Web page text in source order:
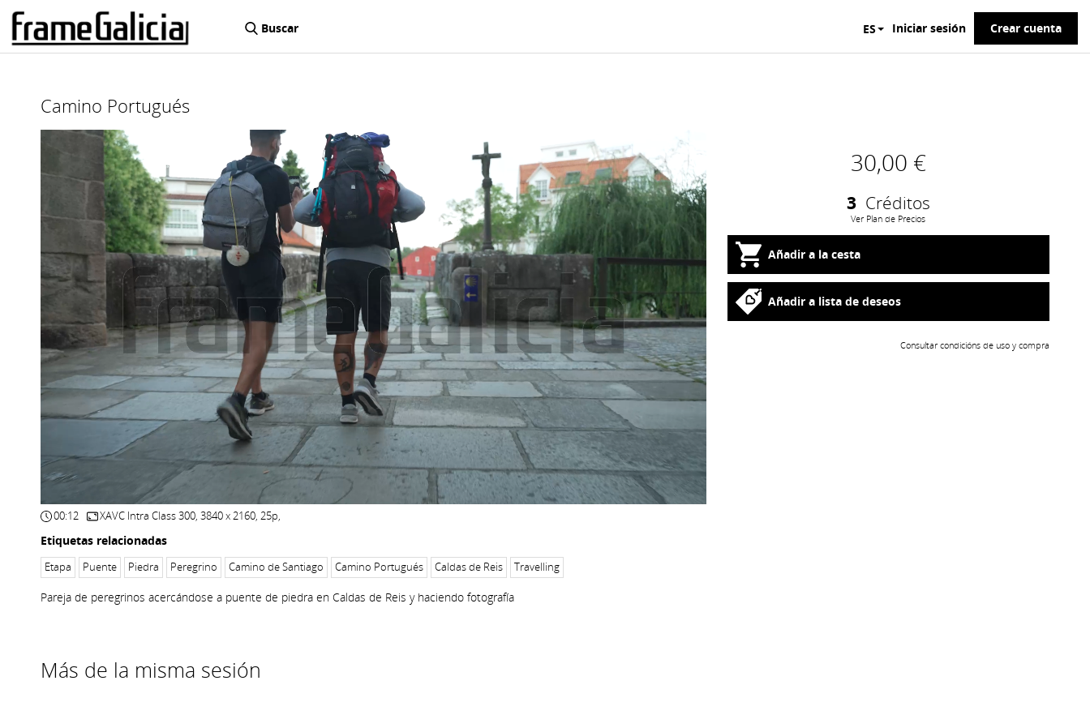
Buscar ES Iniciar sesión Crear cuenta
Camino Portugués
00:12 XAVC Intra Class 300, 3840 x 2160, 25p,
30,00 €
3 Créditos
Ver Plan de Precios
Añadir a la cesta
Añadir a lista de deseos
Consultar condicións de uso y compra
Etiquetas relacionadas
Etapa Puente Piedra Peregrino Camino de Santiago Camino Portugués Caldas de Reis Travelling
Pareja de peregrinos acercándose a puente de piedra en Caldas de Reis y haciendo fotografía
Más de la misma sesión